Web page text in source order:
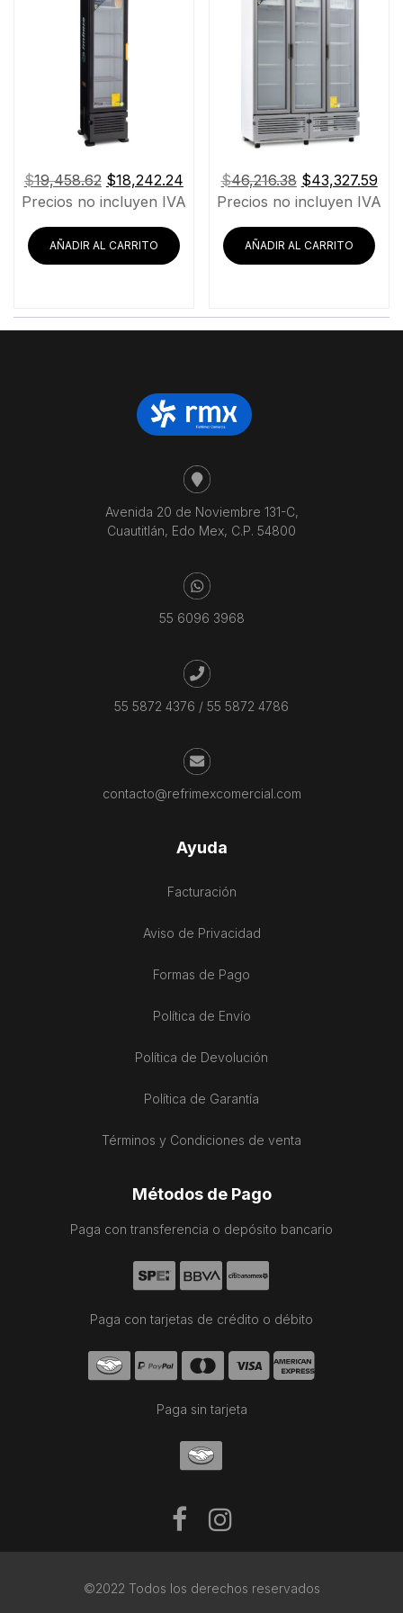
$19,458.62 El
precio
original
era:
$19,458.62.
$18,242.24El
precio
$18,242.24.
Precios no incluyen IVA
AÑADIR AL CARRITO
$46,216.38 El
precio
original
era:
$46,216.38.
$43,327.59El
Precios no incluyen IVA
AÑADIR AL CARRITO
Avenida 20 de Noviembre 131-C,
Cuautitlán, Edo Mex, C.P. 54800
55 6096 3968
55 5872 4376 / 55 5872 4786
contacto@refrimexcomercial.com
Ayuda
Facturación
Aviso de Privacidad
Formas de Pago
Política de Envío
Política de Devolución
Política de Garantía
Términos y Condiciones de venta
Métodos de Pago
Paga con transferencia o depósito bancario
Paga con tarjetas de crédito o débito
Paga sin tarjeta
©2022 Todos los derechos reservados